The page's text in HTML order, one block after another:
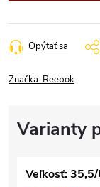
Opýtať sa
Značka: Reebok
Veľkosť: